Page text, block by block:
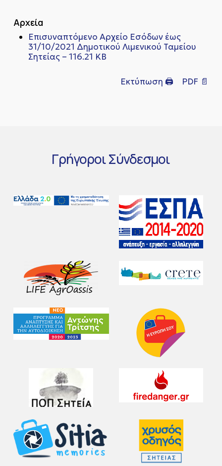
Αρχεία
Επισυναπτόμενο Αρχείο Eσόδων έως
31/10/2021 Δημοτικού Λιμενικού Ταμείου
Σητείας – 116.21 KB
Εκτύπωση 🖨 PDF 📄
ΓρήγοροιΣύνδεσμοι